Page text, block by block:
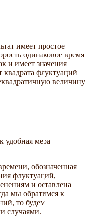
имеет простое
одинаковое время
и имеет значения
квадрата флуктуаций
величину
удобная мера
обозначенная
флуктуаций,
и оставлена
мы обратимся к
то будем
случаями.